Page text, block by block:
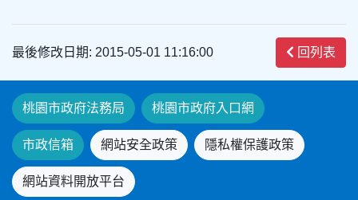
最後修改日期: 2015-05-01 11:16:00 回列表
桃園市政府法務局 桃園市政府入口網
市政信箱 網站安全政策 隱私權保護政策
網站資料開放平台